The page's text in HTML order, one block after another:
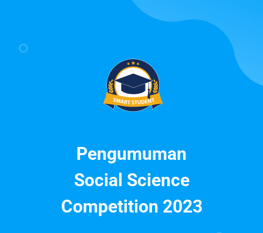
Pengumuman
Social Science
Competition 2023